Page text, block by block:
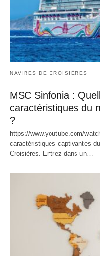
NAVIRES DE CROISIÈRES
MSC Sinfonia :
caractéristiques du
?
https://www.youtube.com/
caractéristiques captivantes
Croisières. Entrez dans un…